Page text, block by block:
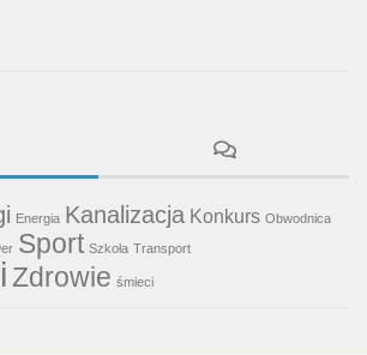
Energia Kanalizacja Konkurs Obwodnica
Sport Szkoła Transport
Zdrowie śmieci